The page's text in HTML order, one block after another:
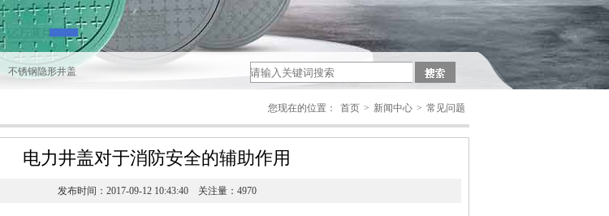
不锈钢隐形井盖
您现在的位置： 首页 > 新闻中心 > 常见问题
电力井盖对于消防安全的辅助作用
发布时间：2017-09-12 10:43:40 关注量：4970